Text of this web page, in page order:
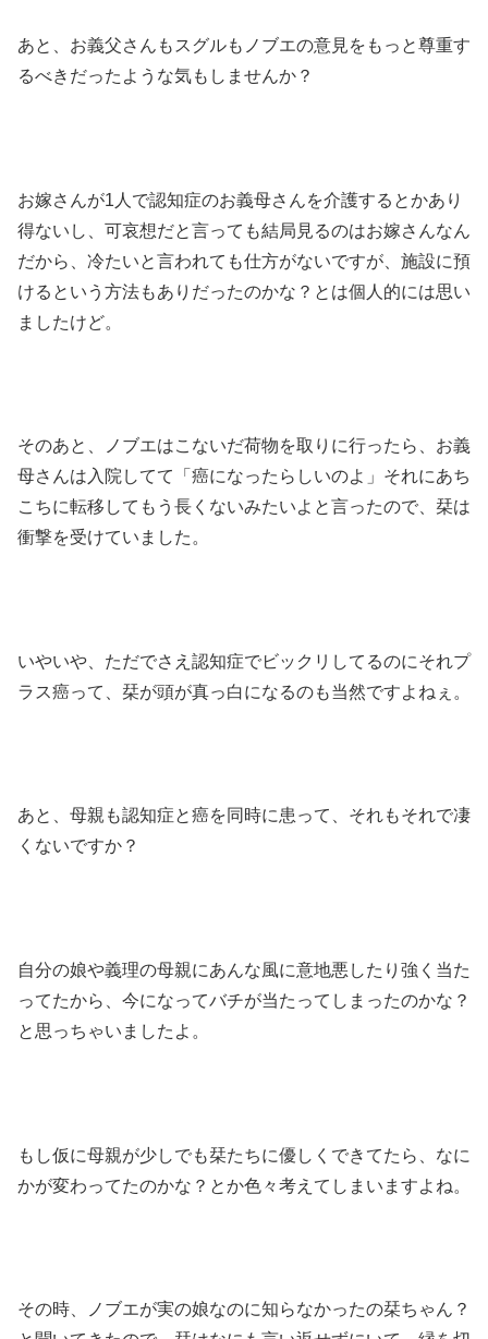
あと、お義父さんもスグルもノブエの意見をもっと尊重す
るべきだったような気もしませんか？
お嫁さんが1人で認知症のお義母さんを介護するとかあり
得ないし、可哀想だと言っても結局見るのはお嫁さんなん
だから、冷たいと言われても仕方がないですが、施設に預
けるという方法もありだったのかな？とは個人的には思い
ましたけど。
そのあと、ノブエはこないだ荷物を取りに行ったら、お義
母さんは入院してて「癌になったらしいのよ」それにあち
こちに転移してもう長くないみたいよと言ったので、栞は
衝撃を受けていました。
いやいや、ただでさえ認知症でビックリしてるのにそれプ
ラス癌って、栞が頭が真っ白になるのも当然ですよねぇ。
あと、母親も認知症と癌を同時に患って、それもそれで凄
くないですか？
自分の娘や義理の母親にあんな風に意地悪したり強く当た
ってたから、今になってバチが当たってしまったのかな？
と思っちゃいましたよ。
もし仮に母親が少しでも栞たちに優しくできてたら、なに
かが変わってたのかな？とか色々考えてしまいますよね。
その時、ノブエが実の娘なのに知らなかったの栞ちゃん？